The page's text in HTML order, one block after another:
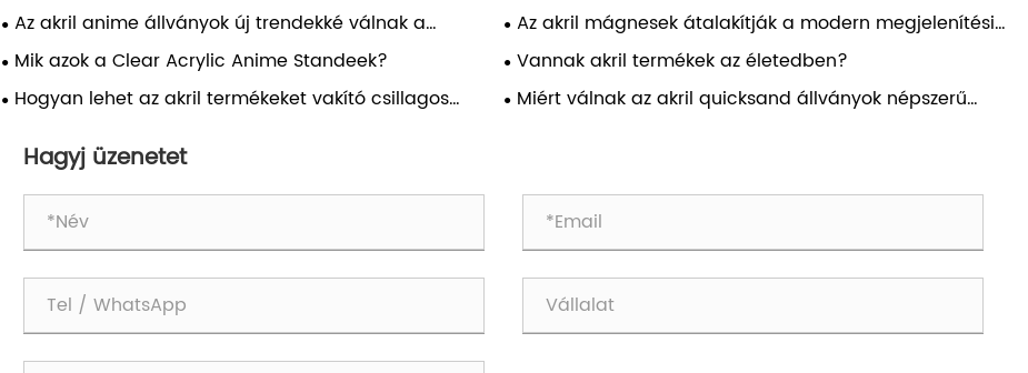
Az akril anime állványok új trendekké válnak a
karakterek megjelenítésében?
Az akril mágnesek átalakítják a modern megjelenítési
és márkaépítési megoldásokat?
Mik azok a Clear Acrylic Anime Standeek?
Vannak akril termékek az életedben?
Hogyan lehet az akril termékeket vakító csillagos
Miért válnak az akril quicksand állványok népszerű
Hagyj üzenetet